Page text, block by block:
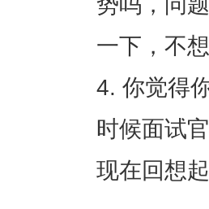
一下，不
你觉得
时候面试
现在回想